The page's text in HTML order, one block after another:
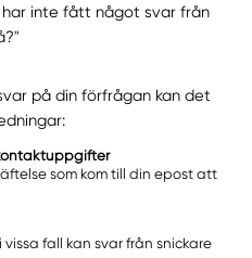
inte fått något svar från
på din förfrågan kan det
som kom till din epost att
fall kan svar från snickare